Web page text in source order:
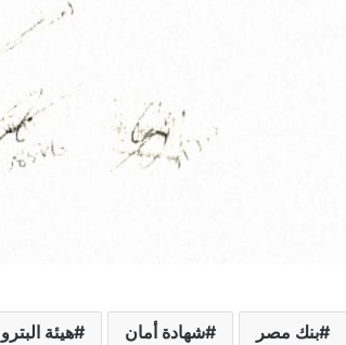
بنك مصر شهادة أمان هيئة